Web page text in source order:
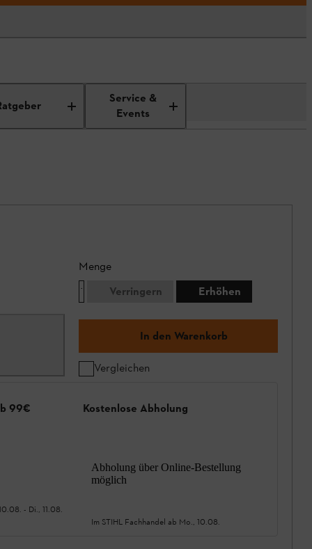
Service &
Events
Menge
Verringern
Erhöhen
In den Warenkorb
Vergleichen
99€
- Di., 11.08.
Kostenlose Abholung
Abholung über Online-Bestellung
möglich
Im STIHL Fachhandel ab Mo., 10.08.